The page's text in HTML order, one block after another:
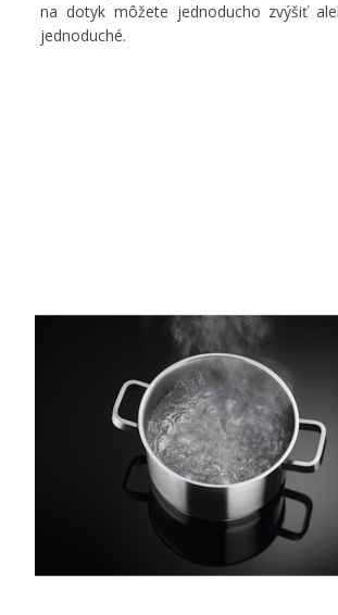
na dotyk môžete jednoducho zvýšiť
jednoduché.